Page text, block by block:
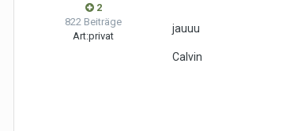
2
822 Beiträge
Art:privat
jauuu
Calvin